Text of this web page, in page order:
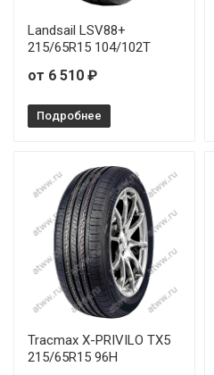
Landsail LSV88+
215/65R15 104/102T
от 6 510 ₽
Подробнее
Tracmax X-PRIVILO TX5
215/65R15 96H